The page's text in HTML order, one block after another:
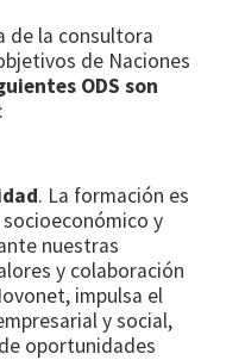
de la consultora
de Naciones
ODS son
:
. La formación es
y
nuestras
y colaboración
impulsa el
y social,
oportunidades